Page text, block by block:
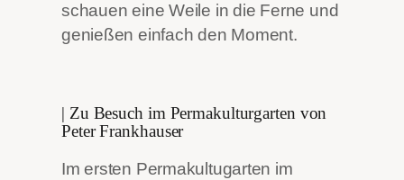
schauen eine Weile in die Ferne und
genießen einfach den Moment.
| Zu Besuch im Permakulturgarten von
Peter Frankhauser
Im ersten Permakultugarten im